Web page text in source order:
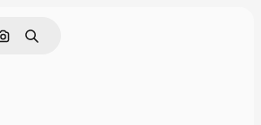
Cerca per immagine
Ricerca